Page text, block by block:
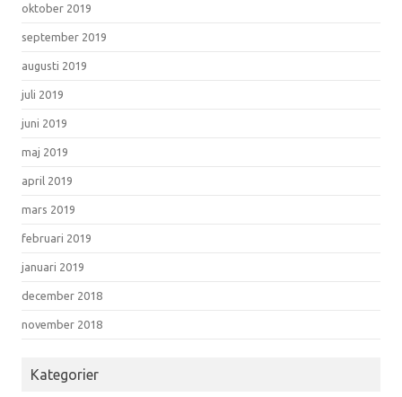
oktober 2019
september 2019
augusti 2019
juli 2019
juni 2019
maj 2019
april 2019
mars 2019
februari 2019
januari 2019
december 2018
november 2018
Kategorier